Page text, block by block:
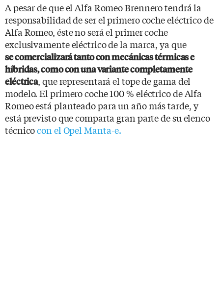
A pesar de que el Alfa Romeo Brennero tendrá la
responsabilidad de ser el primero coche eléctrico de
Alfa Romeo, éste no será el primer coche
exclusivamente eléctrico de la marca, ya que
se comercializará tanto con mecánicas térmicas e
híbridas, como con una variante completamente
eléctrica, que representará el tope de gama del
modelo. El primero coche 100 % eléctrico de Alfa
Romeo está planteado para un año más tarde, y
está previsto que comparta gran parte de su elenco
técnicocon el Opel Manta-e.